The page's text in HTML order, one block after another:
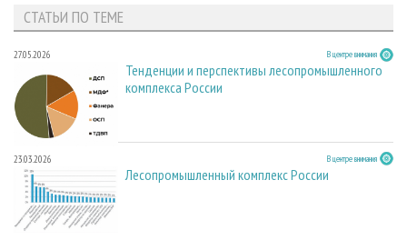
СТАТЬИ ПО ТЕМЕ
27.05.2026 В центре внимания
Тенденции и перспективы лесопромышленного
комплекса России
23.03.2026 В центре внимания
Лесопромышленный комплекс России